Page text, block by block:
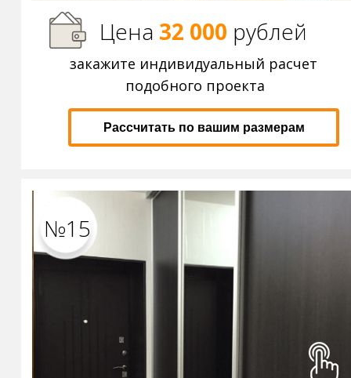
Рассчитать по вашим размерам
№15
Цена 32 000 рублей
закажите индивидуальный расчет
подобного проекта